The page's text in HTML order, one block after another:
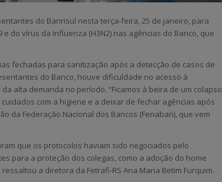
do Banrisul nesta terça-feira, 25 de janeiro, para
do vírus da Influenza (H3N2) nas agências do Banco, que
fechadas para sanitização após a detecção de casos de
do Banco, houve dificuldade no acesso à
alta demanda no período. “Ficamos à beira de um colapso
com a higiene e a deixar de fechar agências após
da Federação Nacional dos Bancos (Fenaban), que vem
que os protocolos haviam sido negociados pelo
para a proteção dos colegas, como a adoção do home
a diretora da Fetrafi-RS Ana Maria Betim Furquim.